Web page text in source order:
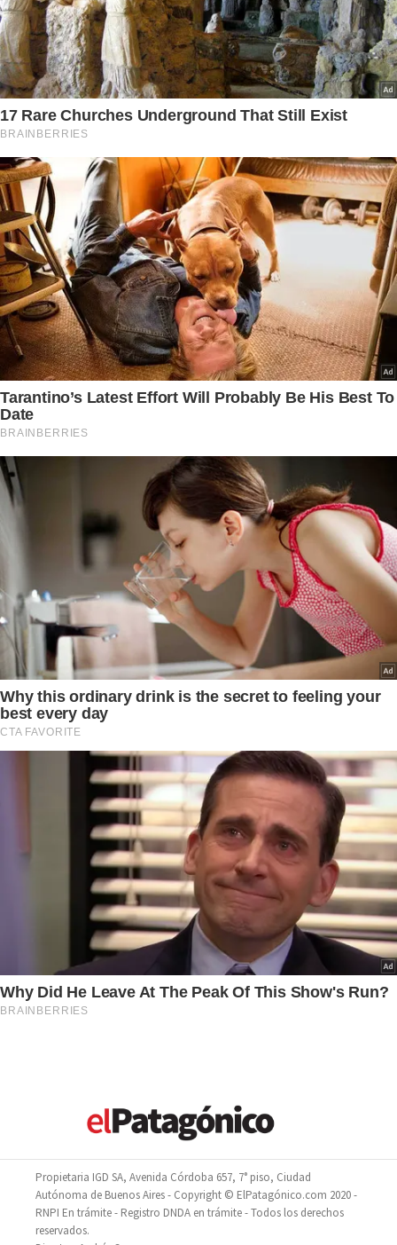
Propietaria IGD SA, Avenida Córdoba 657, 7° piso, Ciudad
Autónoma de Buenos Aires - Copyright © ElPatagónico.com 2020 -
RNPI En trámite - Registro DNDA en trámite - Todos los derechos
reservados.